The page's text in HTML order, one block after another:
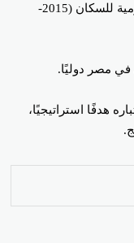
2022) المتمثل في وضع خطة لبناء الإنسان المصري بمفهومه الشامل، مع العمل في الوقت ذاته على ضبط معدلات النمو السكاني من خلال العديد من الآليات والبرامج في إطار الاستراتيجية القومية للسكان (2015-
في مصر دوليًا.
هدفًا استراتيجيًا،